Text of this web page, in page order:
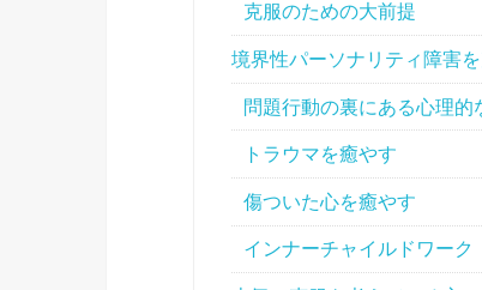
克服のための大前提
境界性パーソナリティ障害
問題行動の裏にある心理的
トラウマを癒やす
傷ついた心を癒やす
インナーチャイルドワーク